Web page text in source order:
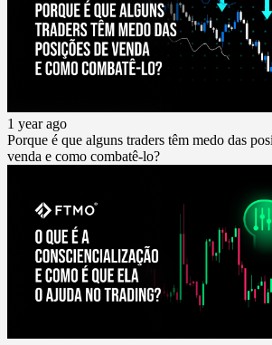
1 year ago
Porque é que alguns traders têm medo das
venda e como combatê-lo?